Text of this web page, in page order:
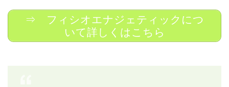
⇒ フィシオエナジェティックにつ
いて詳しくはこちら